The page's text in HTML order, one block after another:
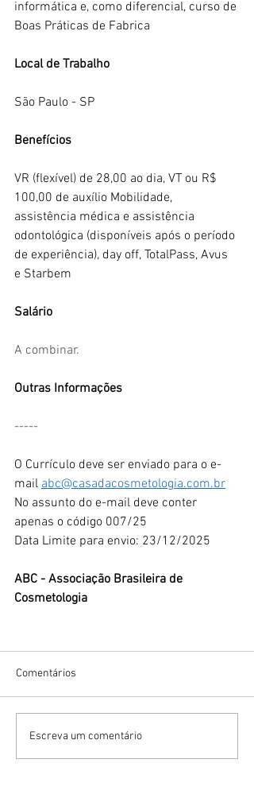
informática e, como diferencial, curso de
Boas Práticas de Fabrica
Local de Trabalho
São Paulo - SP
Benefícios
VR (flexível) de 28,00 ao dia, VT ou R$
100,00 de auxílio Mobilidade,
assistência médica e assistência
odontológica (disponíveis após o período
de experiência), day off, TotalPass, Avus
e Starbem
Salário
A combinar.
Outras Informações
-----
O Currículo deve ser enviado para o e-
mail abc@casadacosmetologia.com.br
No assunto do e-mail deve conter
apenas o código 007/25
Data Limite para envio: 23/12/2025
ABC - Associação Brasileira de
Cosmetologia
Comentários
Escreva um comentário